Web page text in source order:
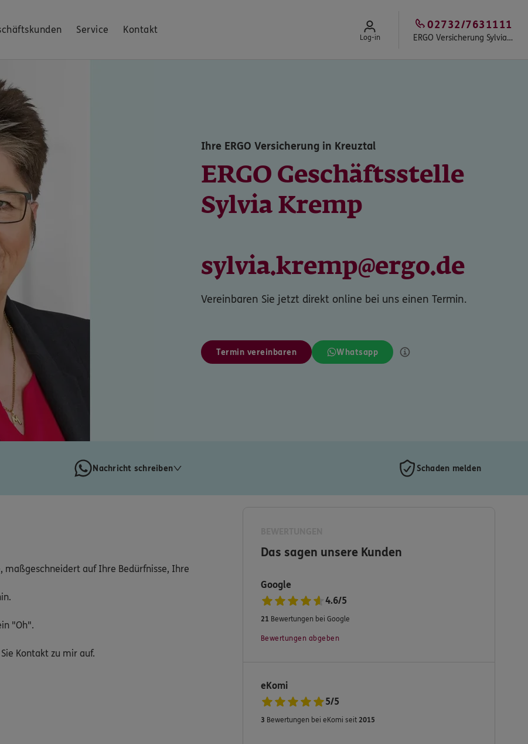
Service Kontakt
Log-in ERGO Versicherung Sylvia Kremp
02732/7631111
Ihre ERGO Versicherung in Kreuztal
ERGO Geschäftsstelle
Sylvia Kremp
sylvia.kremp@ergo.de
Vereinbaren Sie jetzt direkt online bei uns einen Termin.
Termin vereinbaren Whatsapp
Nachricht schreiben Schaden melden
maßgeschneidert auf Ihre Bedürfnisse, Ihre
"Oh".
Kontakt zu mir auf.
Das sagen unsere Kunden
Google
4.6/5
21 Bewertungen bei Google
Bewertungen abgeben
eKomi
5/5
3 Bewertungen bei eKomi seit 2015